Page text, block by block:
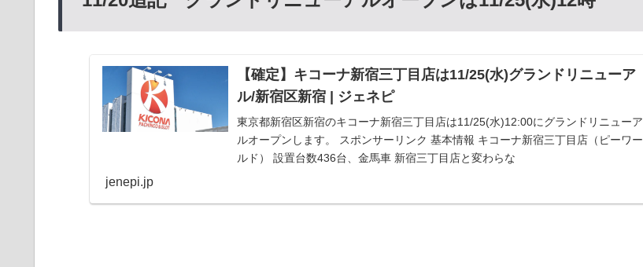
【確定】キコーナ新宿三丁目店は11/25(水)グランドリニューア
ル/新宿区新宿 | ジェネピ
東京都新宿区新宿のキコーナ新宿三丁目店は11/25(水)12:00にグランドリニューア
ルオープンします。 スポンサーリンク 基本情報 キコーナ新宿三丁目店（ピーワー
ルド） 設置台数436台、金馬車 新宿三丁目店と変わらな
jenepi.jp